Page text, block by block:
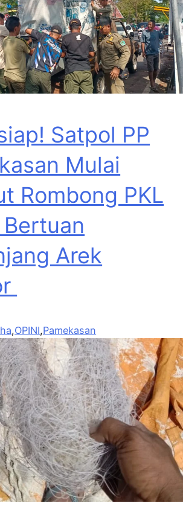
Satpol PP
Mulai
Rombong PKL
Arek
,OPINI,Pamekasan